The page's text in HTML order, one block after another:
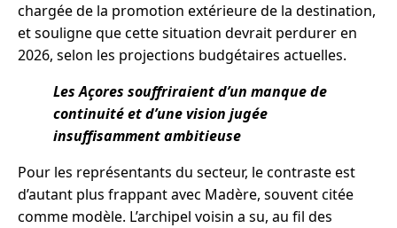
chargée de la promotion extérieure de la destination,
et souligne que cette situation devrait perdurer en
2026, selon les projections budgétaires actuelles.
Les Açores souffriraient d’un manque de
continuité et d’une vision jugée
insuffisamment ambitieuse
Pour les représentants du secteur, le contraste est
d’autant plus frappant avec Madère, souvent citée
comme modèle. L’archipel voisin a su, au fil des